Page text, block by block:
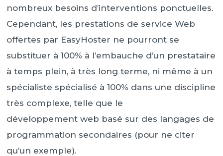
nombreux besoins d’interventions ponctuelles.
Cependant, les prestations de service Web
offertes par EasyHoster ne pourront se
substituer à 100% à l’embauche d’un prestataire
à temps plein, à très long terme, ni même à un
spécialiste spécialisé à 100% dans une discipline
très complexe, telle que le
développement web basé sur des langages de
programmation secondaires (pour ne citer
qu’un exemple).